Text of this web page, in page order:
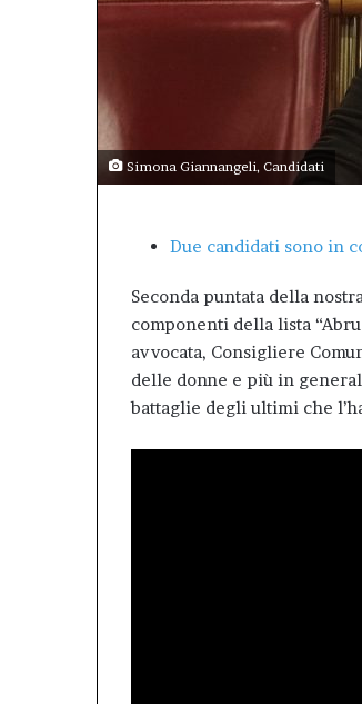
Simona Giannangeli, Candidati
Due candidati sono in
Seconda puntata della
componenti della lista
avvocata, Consigliere
delle donne e più in
battaglie degli ultimi che
che
il